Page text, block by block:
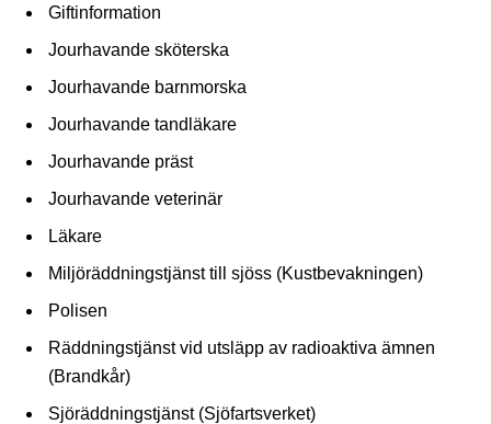
Giftinformation
Jourhavande sköterska
Jourhavande barnmorska
Jourhavande tandläkare
Jourhavande präst
Jourhavande veterinär
Läkare
Miljöräddningstjänst till sjöss (Kustbevakningen)
Polisen
Räddningstjänst vid utsläpp av radioaktiva ämnen
(Brandkår)
Sjöräddningstjänst (Sjöfartsverket)